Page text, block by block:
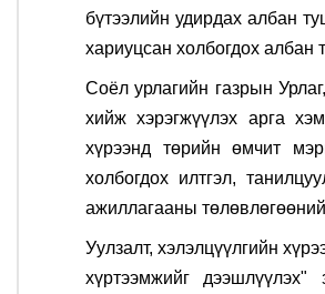
бүтээлийн удирдах албан
хариуцсан холбогдох
Соёл урлагийн газрын
хийж хэрэгжүүлэх арга
хүрээнд төрийн өмчит
холбогдох илтгэл,
ажиллагааны
Уулзалт, хэлэлцүүлгийн
хүртээмжийг